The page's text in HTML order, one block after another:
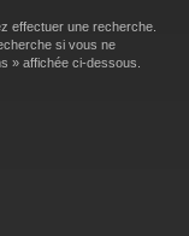
effectuer une recherche.
si vous ne
» affichée ci-dessous.